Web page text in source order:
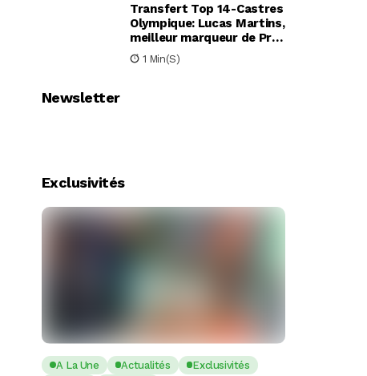
Transfert Top 14-Castres
Olympique: Lucas Martins,
meilleur marqueur de Pro
D2, en route pour Castres
?
1 Min(s)
Newsletter
Exclusivités
A La Une Actualités
Exclusivités